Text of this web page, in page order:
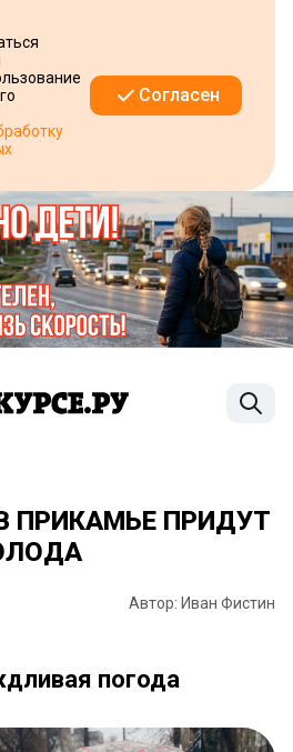
Согласен
ПРИКАМЬЕ ПРИДУТ
Автор: Иван Фистин
погода